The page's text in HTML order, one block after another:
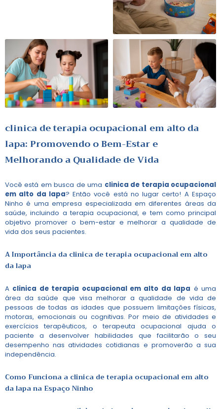
clinica de terapia ocupacional em alto da
lapa: Promovendo o Bem-Estar e
Melhorando a Qualidade de Vida
Você está em busca de uma clinica de terapia ocupacional
em alto da lapa? Então você está no lugar certo! A Espaço
Ninho é uma empresa especializada em diferentes áreas da
saúde, incluindo a terapia ocupacional, e tem como principal
objetivo promover o bem-estar e melhorar a qualidade de
vida dos seus pacientes.
A Importância da clinica de terapia ocupacional em alto
da lapa
A clinica de terapia ocupacional em alto da lapa é uma
área da saúde que visa melhorar a qualidade de vida de
pessoas de todas as idades que possuem limitações físicas,
motoras, emocionais ou cognitivas. Por meio de atividades e
exercícios terapêuticos, o terapeuta ocupacional ajuda o
paciente a desenvolver habilidades que facilitarão o seu
desempenho nas atividades cotidianas e promoverão a sua
independência.
Como Funciona a clinica de terapia ocupacional em alto
da lapana Espaço Ninho